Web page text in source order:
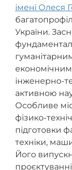
імені Олеся
України.
інженерно-
активною
Особливе
фізико-
підготовки
техніки,
Його